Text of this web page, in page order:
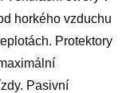
horkého vzduchu
Protektory
Pasivní